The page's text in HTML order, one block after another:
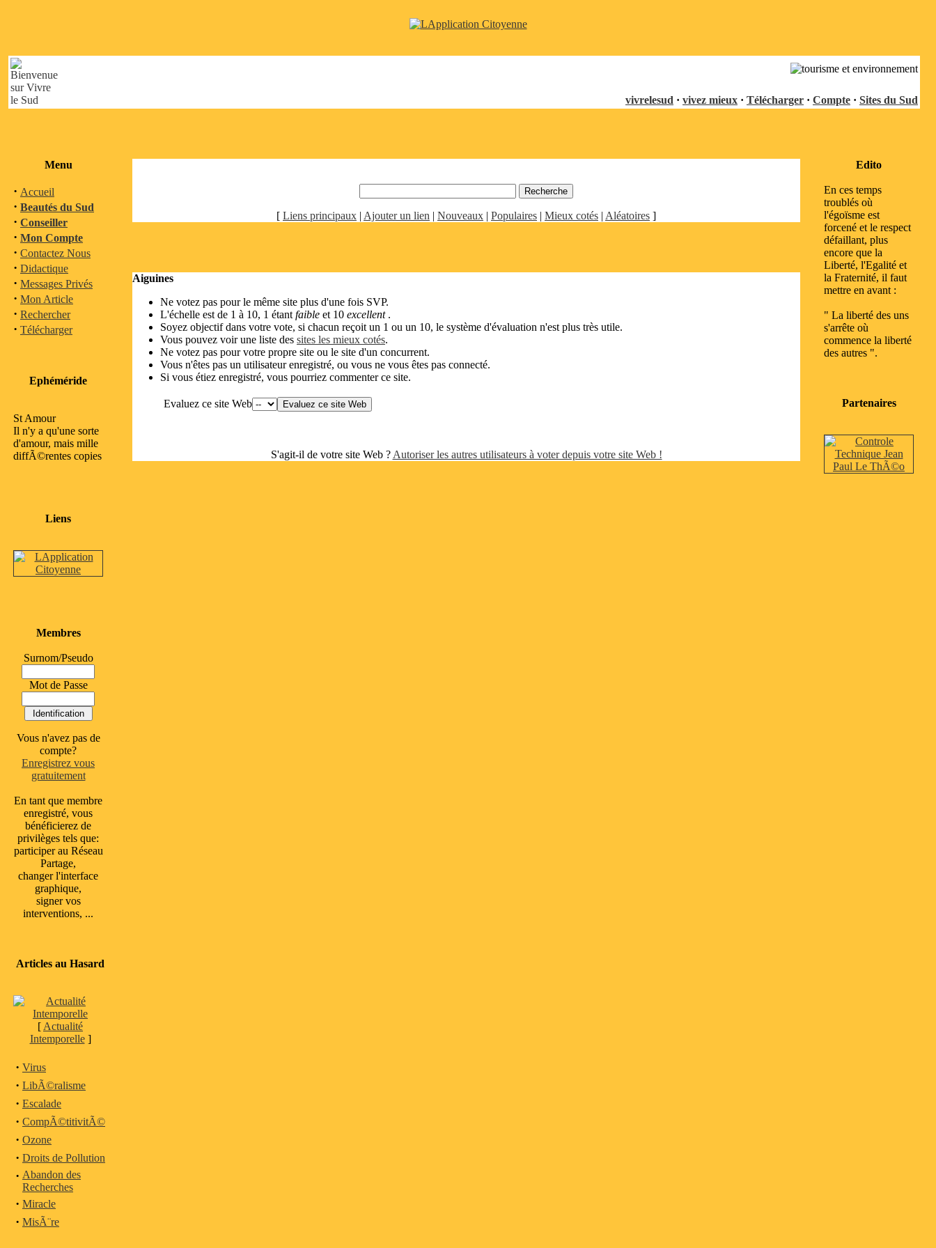
vivrelesud · vivez mieux · Télécharger · Compte · Sites du Sud
Menu
· Accueil
· Beautés du Sud
· Conseiller
· Mon Compte
· Contactez Nous
· Didactique
· Messages Privés
· Mon Article
· Rechercher
· Télécharger
Ephéméride
St Amour
Il n'y a qu'une sorte
d'amour, mais mille
diffÃ©rentes copies
Liens
Membres
Surnom/Pseudo
Mot de Passe
Vous n'avez pas de
compte?
Enregistrez vous
gratuitement
En tant que membre
enregistré, vous
bénéficierez de
privilèges tels que:
participer au Réseau
Partage,
changer l'interface
graphique,
signer vos
interventions, ...
Articles au Hasard
[ Actualité
Intemporelle]
· Virus
· LibÃ©ralisme
· Escalade
· CompÃ©titivitÃ©
· Ozone
· Droits de Pollution
· Abandon des
Recherches
· Miracle
· MisÃ¨re
[ Liens principaux | Ajouter un lien | Nouveaux | Populaires | Mieux cotés | Aléatoires ]
Aiguines
Ne votez pas pour le même site plus d'une fois SVP.
L'échelle est de 1 à 10, 1 étant faible et 10 excellent .
Soyez objectif dans votre vote, si chacun reçoit un 1 ou un 10, le système d'évaluation n'est plus très utile.
Vous pouvez voir une liste des sites les mieux cotés.
Ne votez pas pour votre propre site ou le site d'un concurrent.
Vous n'êtes pas un utilisateur enregistré, ou vous ne vous êtes pas connecté.
Si vous étiez enregistré, vous pourriez commenter ce site.
Evaluez ce site Web
S'agit-il de votre site Web ? Autoriser les autres utilisateurs à voter depuis votre site Web !
Edito
En ces temps
troublés où
l'égoïsme est
forcené et le respect
défaillant, plus
encore que la
Liberté, l'Egalité et
la Fraternité, il faut
mettre en avant :
" La liberté des uns
s'arrête où
commence la liberté
des autres ".
Partenaires